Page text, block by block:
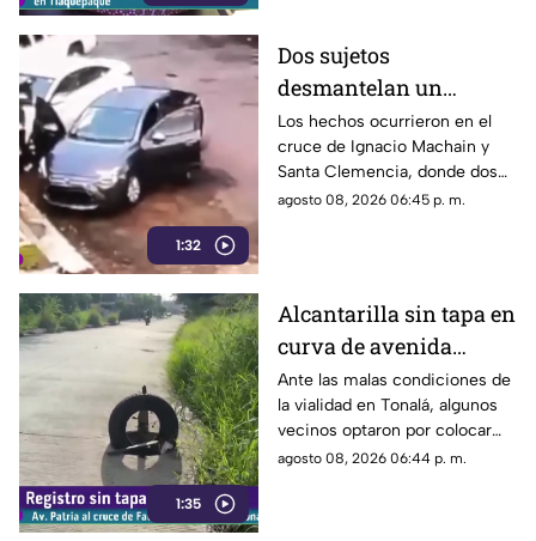
1:32
Dos sujetos
desmantelan un
vehículo a plena luz del
día en Guadalajara
Los hechos ocurrieron en el
cruce de Ignacio Machain y
Santa Clemencia, donde dos
sujetos fueron captados
agosto 08, 2026 06:45 p. m.
1:35
Alcantarilla sin tapa en
curva de avenida
Patria
Ante las malas condiciones de
la vialidad en Tonalá, algunos
vecinos optaron por colocar
una llanta como señalamiento
agosto 08, 2026 06:44 p. m.